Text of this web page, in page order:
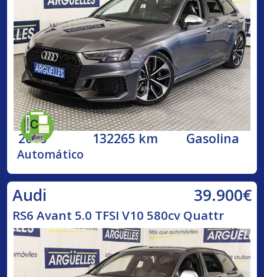
2018 132265 km Gasolina
Automático
Audi 39.900€
RS6 Avant 5.0 TFSI V10 580cv Quattr